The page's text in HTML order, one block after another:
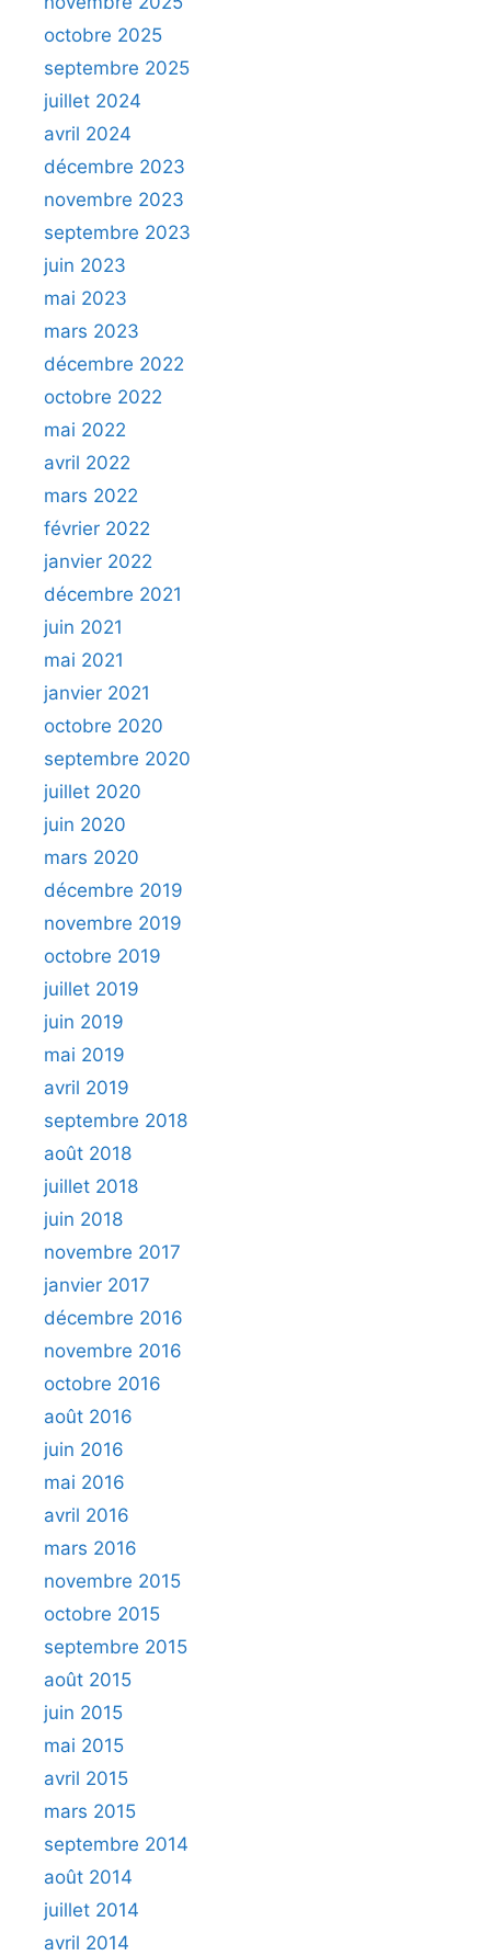
octobre 2025
septembre 2025
juillet 2024
avril 2024
décembre 2023
novembre 2023
septembre 2023
juin 2023
mai 2023
mars 2023
décembre 2022
octobre 2022
mai 2022
avril 2022
mars 2022
février 2022
janvier 2022
décembre 2021
juin 2021
mai 2021
janvier 2021
octobre 2020
septembre 2020
juillet 2020
juin 2020
mars 2020
décembre 2019
novembre 2019
octobre 2019
juillet 2019
juin 2019
mai 2019
avril 2019
septembre 2018
août 2018
juillet 2018
juin 2018
novembre 2017
janvier 2017
décembre 2016
novembre 2016
octobre 2016
août 2016
juin 2016
mai 2016
avril 2016
mars 2016
novembre 2015
octobre 2015
septembre 2015
août 2015
juin 2015
mai 2015
avril 2015
mars 2015
septembre 2014
août 2014
juillet 2014
avril 2014